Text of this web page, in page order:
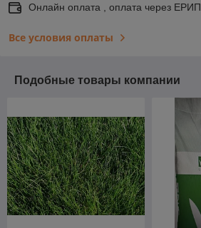
Онлайн оплата , оплата через ЕРИП
Все условия оплаты
Подобные товары компании